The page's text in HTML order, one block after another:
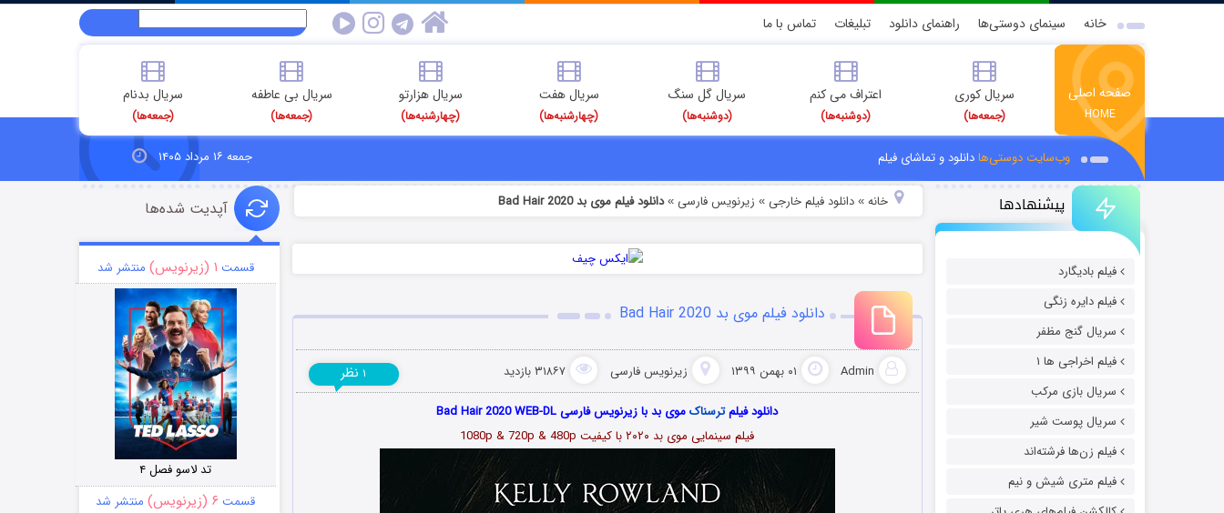
خانه سینمای دوستی‌ها راهنمای دانلود تبلیغات تماس با ما
صفحه اصلی
HOME
سریال کوری
(جمعه‌ها)
اعتراف می کنم
(دوشنبه‌ها)
سریال گل سنگ
(دوشنبه‌ها)
سریال هفت
(چهارشنبه‌ها)
سریال هزارتو
(چهارشنبه‌ها)
سریال بی عاطفه
(جمعه‌ها)
سریال بدنام
(جمعه‌ها)
وب‌سایت دوستی‌هادانلود و تماشای فیلم جمعه ۱۶ مرداد ۱۴۰۵
پیشنهادها
فیلم بادیگارد
فیلم دایره زنگی
سریال گنج مظفر
فیلم اخراجی ها ۱
سریال بازی مرکب
سریال پوست شیر
فیلم زن‌ها فرشته‌اند
فیلم متری شیش و نیم
خانه» دانلود فیلم خارجی » زیرنویس فارسی »دانلود فیلم موی بد Bad Hair 2020
دانلود فیلم موی بد Bad Hair 2020
Admin ۰۱ بهمن ۱۳۹۹ زیرنویس فارسی ۳۱۸۶۷ بازدید ۱ نظر
دانلود فیلمترسناکموی بد با زیرنویس فارسی Bad Hair 2020 WEB-DL
فیلم سینمایی موی بد ۲۰۲۰ با کیفیت 1080p & 720p & 480p
آپدیت شده‌ها
قسمت ۱ (زیرنویس) منتشر شد
تد لاسو فصل ۴
قسمت ۶ (زیرنویس) منتشر شد